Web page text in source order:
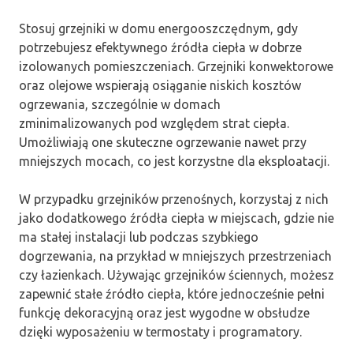
Stosuj grzejniki w domu energooszczędnym, gdy
potrzebujesz efektywnego źródła ciepła w dobrze
izolowanych pomieszczeniach. Grzejniki konwektorowe
oraz olejowe wspierają osiąganie niskich kosztów
ogrzewania, szczególnie w domach
zminimalizowanych pod względem strat ciepła.
Umożliwiają one skuteczne ogrzewanie nawet przy
mniejszych mocach, co jest korzystne dla eksploatacji.
W przypadku grzejników przenośnych, korzystaj z nich
jako dodatkowego źródła ciepła w miejscach, gdzie nie
ma stałej instalacji lub podczas szybkiego
dogrzewania, na przykład w mniejszych przestrzeniach
czy łazienkach. Używając grzejników ściennych, możesz
zapewnić stałe źródło ciepła, które jednocześnie pełni
funkcję dekoracyjną oraz jest wygodne w obsłudze
dzięki wyposażeniu w termostaty i programatory.